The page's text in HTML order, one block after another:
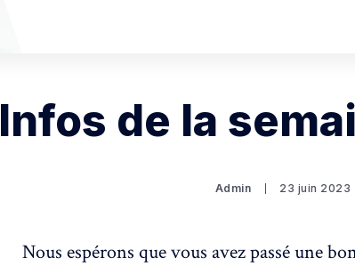
Infos de la
Admin 23 juin 2023 |
Nous espérons que vous avez passé une